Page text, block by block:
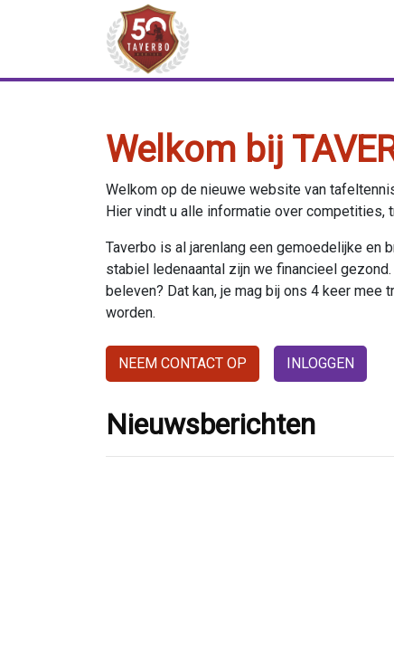
Welkom bij
Welkom op de nieuwe website van
Hier vindt u alle informatie over competities,
Taverbo is al jarenlang een gemoedelijke en
stabiel ledenaantal zijn we financieel
beleven? Dat kan, je mag bij ons 4 keer
worden.
NEEM CONTACT OP INLOGGEN
Nieuwsberichten